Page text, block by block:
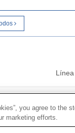
you agree to the
marketing efforts.